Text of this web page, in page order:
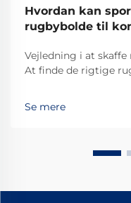
Hvordan kan
rugbybolde til
Vejledning i at
At finde de rigtige
spillernes udvikling,
Se mere